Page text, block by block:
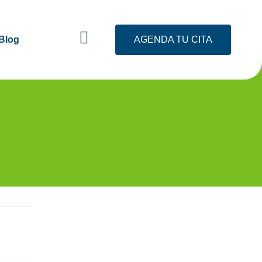
Blog AGENDA TU CITA